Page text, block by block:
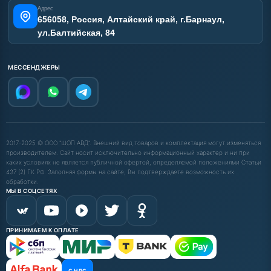
Адрес
656058, Россия, Алтайский край, г.Барнаул,
ул.Балтийская, 84
МЕССЕНДЖЕРЫ
2017-2025 © ООО "ШОП АВД". Внешний вид товаров и комплектация могут изменяться
производителем. Сайт носит исключительно информационный характер и ни при
каких условиях не является публичной офертой, определяемой положениями Статьи
437 (2) ГК РФ. Заполняя формы на сайте, Вы подтверждаете возможность их
обработки.
МЫ В СОЦСЕТЯХ
ПРИНИМАЕМ К ОПЛАТЕ